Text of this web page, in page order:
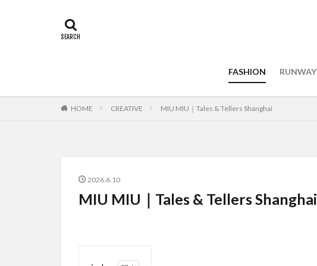
FASHION RUNWAY
HOME CREATIVE MIU MIU｜Tales & Tellers Shanghai
2026.6.10
MIU MIU｜Tales & Tellers Shanghai